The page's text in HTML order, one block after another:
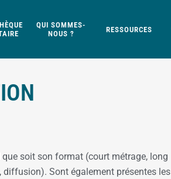
QUI SOMMES-
NOUS ?
RESSOURCES
soit son format (court métrage, long
Sont également présentes les